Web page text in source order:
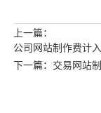
上一篇：
公司网站制作费计
下一篇：交易网站